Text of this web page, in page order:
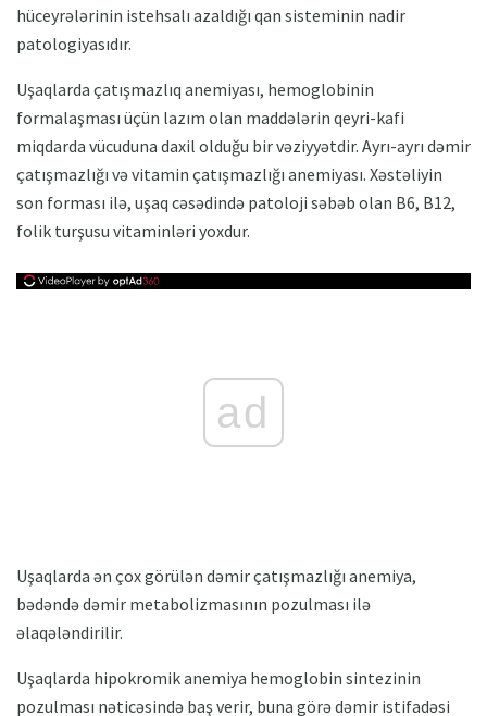
hüceyrələrinin istehsalı azaldığı qan sisteminin nadir
patologiyasıdır.
Uşaqlarda çatışmazlıq anemiyası, hemoglobinin
formalaşması üçün lazım olan maddələrin qeyri-kafi
miqdarda vücuduna daxil olduğu bir vəziyyətdir. Ayrı-ayrı dəmir
çatışmazlığı və vitamin çatışmazlığı anemiyası. Xəstəliyin
son forması ilə, uşaq cəsədində patoloji səbəb olan B6, B12,
folik turşusu vitaminləri yoxdur.
ad
Uşaqlarda ən çox görülən dəmir çatışmazlığı anemiya,
bədəndə dəmir metabolizmasının pozulması ilə
əlaqələndirilir.
Uşaqlarda hipokromik anemiya hemoglobin sintezinin
pozulması nəticəsində baş verir, buna görə dəmir istifadəsi